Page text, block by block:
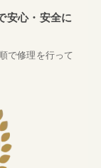
安心・安全に
で修理を行って